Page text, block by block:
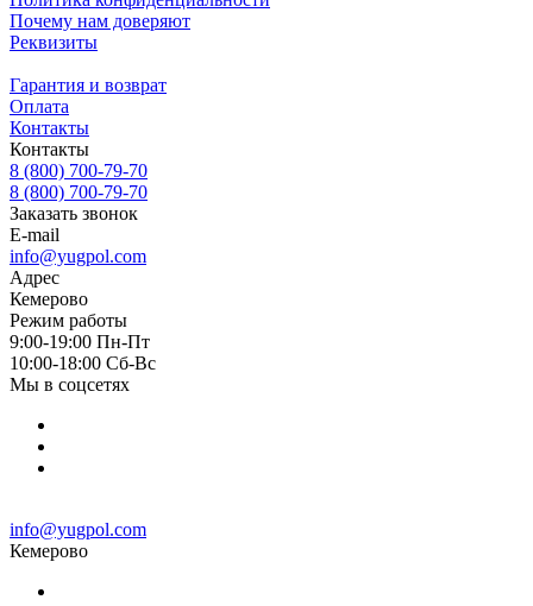
Почему нам доверяют
Реквизиты
Гарантия и возврат
Оплата
Контакты
Контакты
8 (800) 700-79-70
8 (800) 700-79-70
Заказать звонок
E-mail
info@yugpol.com
Адрес
Кемерово
Режим работы
9:00-19:00 Пн-Пт
10:00-18:00 Cб-Вс
Мы в соцсетях
info@yugpol.com
Кемерово